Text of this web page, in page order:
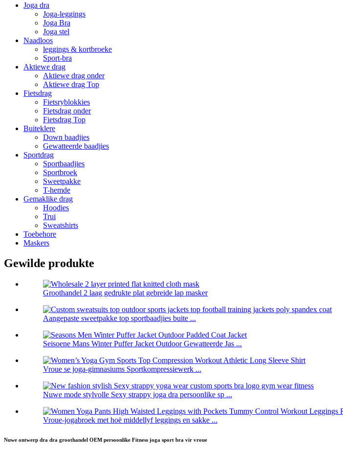
Joga dra
Joga-leggings
Joga Bra
Joga stel
Naadloos
leggings & kortbroeke
Sport-bra
Aktiewe drag
Aktiewe drag onder
Aktiewe drag Top
Fietsdrag
Fietsryblokkies
Fietsdrag onder
Fietsdrag Top
Buiteklere
Down baadjies
Gewatteerde baadjies
Sportdrag
Sportbaadjies
Sportbroek
Sweetpakke
T-hemde
Gemaklike drag
Hoodies
Trui
Sweatshirts
Toebehore
Maskers
Gewilde produkte
Groothandel 2 laag gedrukte plat gebreide lap masker
Aangepaste sweetpakke top sportbaadjies buite ...
Seisoene Mans Winter Puffer Jacket Outdoor Gewatteerde Jas ...
Vroue se joga-gimnasiums Sportkompressiewerk ...
Nuwe mode stylvolle Sexy strappy joga dra persoonlike sp ...
Vroue-jogabroek met hoë middellyf leggings en sakke ...
Nuwe ontwerp dra dra groothandel OEM persoonlike Fitness joga sport bra vir vroue